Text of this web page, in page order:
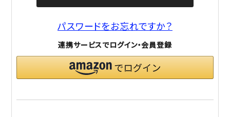
パスワードをお忘れですか？
連携サービスでログイン・会員登録